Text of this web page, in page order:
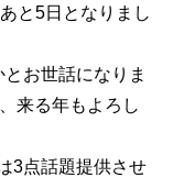
と5日となりまし
お世話になりま
来る年もよろし
3点話題提供させ